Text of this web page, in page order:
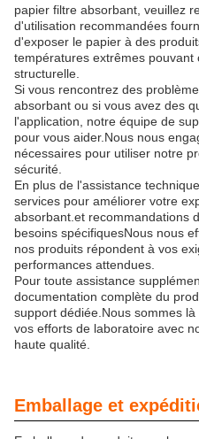
papier filtre absorbant, veuillez
d'utilisation recommandées
d'exposer le papier à des
températures extrêmes
structurelle.
Si vous rencontrez des
absorbant ou si vous avez des
l'application, notre équipe de
pour vous aider.Nous nous
nécessaires pour utiliser notre
sécurité.
En plus de l'assistance
services pour améliorer votre
absorbant.et recommandations
besoins spécifiquesNous nous
nos produits répondent à vos
performances attendues.
Pour toute assistance
documentation complète du
support dédiée.Nous sommes
vos efforts de laboratoire avec
haute qualité.
Emballage et